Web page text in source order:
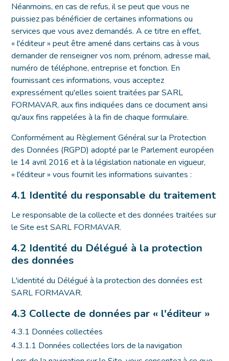
Néanmoins, en cas de refus, il se peut que vous ne
puissiez pas bénéficier de certaines informations ou
services que vous avez demandés. A ce titre en effet,
« l'éditeur » peut être amené dans certains cas à vous
demander de renseigner vos nom, prénom, adresse mail,
numéro de téléphone, entreprise et fonction. En
fournissant ces informations, vous acceptez
expressément qu'elles soient traitées par SARL
FORMAVAR, aux fins indiquées dans ce document ainsi
qu'aux fins rappelées à la fin de chaque formulaire.
Conformément au Règlement Général sur la Protection
des Données (RGPD) adopté par le Parlement européen
le 14 avril 2016 et à la législation nationale en vigueur,
« l'éditeur » vous fournit les informations suivantes :
4.1 Identité du responsable du traitement
Le responsable de la collecte et des données traitées sur
le Site est SARL FORMAVAR.
4.2 Identité du Délégué à la protection
des données
L'identité du Délégué à la protection des données est
SARL FORMAVAR.
4.3 Collecte de données par « l'éditeur »
4.3.1 Données collectées
4.3.1.1 Données collectées lors de la navigation